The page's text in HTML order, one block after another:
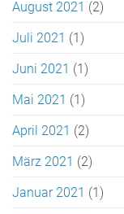
August 2021 (2)
Juli 2021 (1)
Juni 2021 (1)
Mai 2021 (1)
April 2021 (2)
März 2021 (2)
Januar 2021 (1)